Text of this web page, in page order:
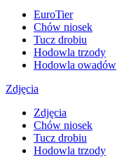
EuroTier
Chów niosek
Tucz drobiu
Hodowla trzody
Hodowla owadów
Zdjęcia
Zdjęcia
Chów niosek
Tucz drobiu
Hodowla trzody